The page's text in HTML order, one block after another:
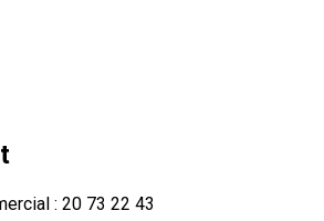
: 20 73 22 43